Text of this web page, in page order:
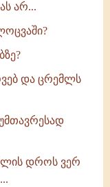
არ...
და ცრემლს
დროს ვერ